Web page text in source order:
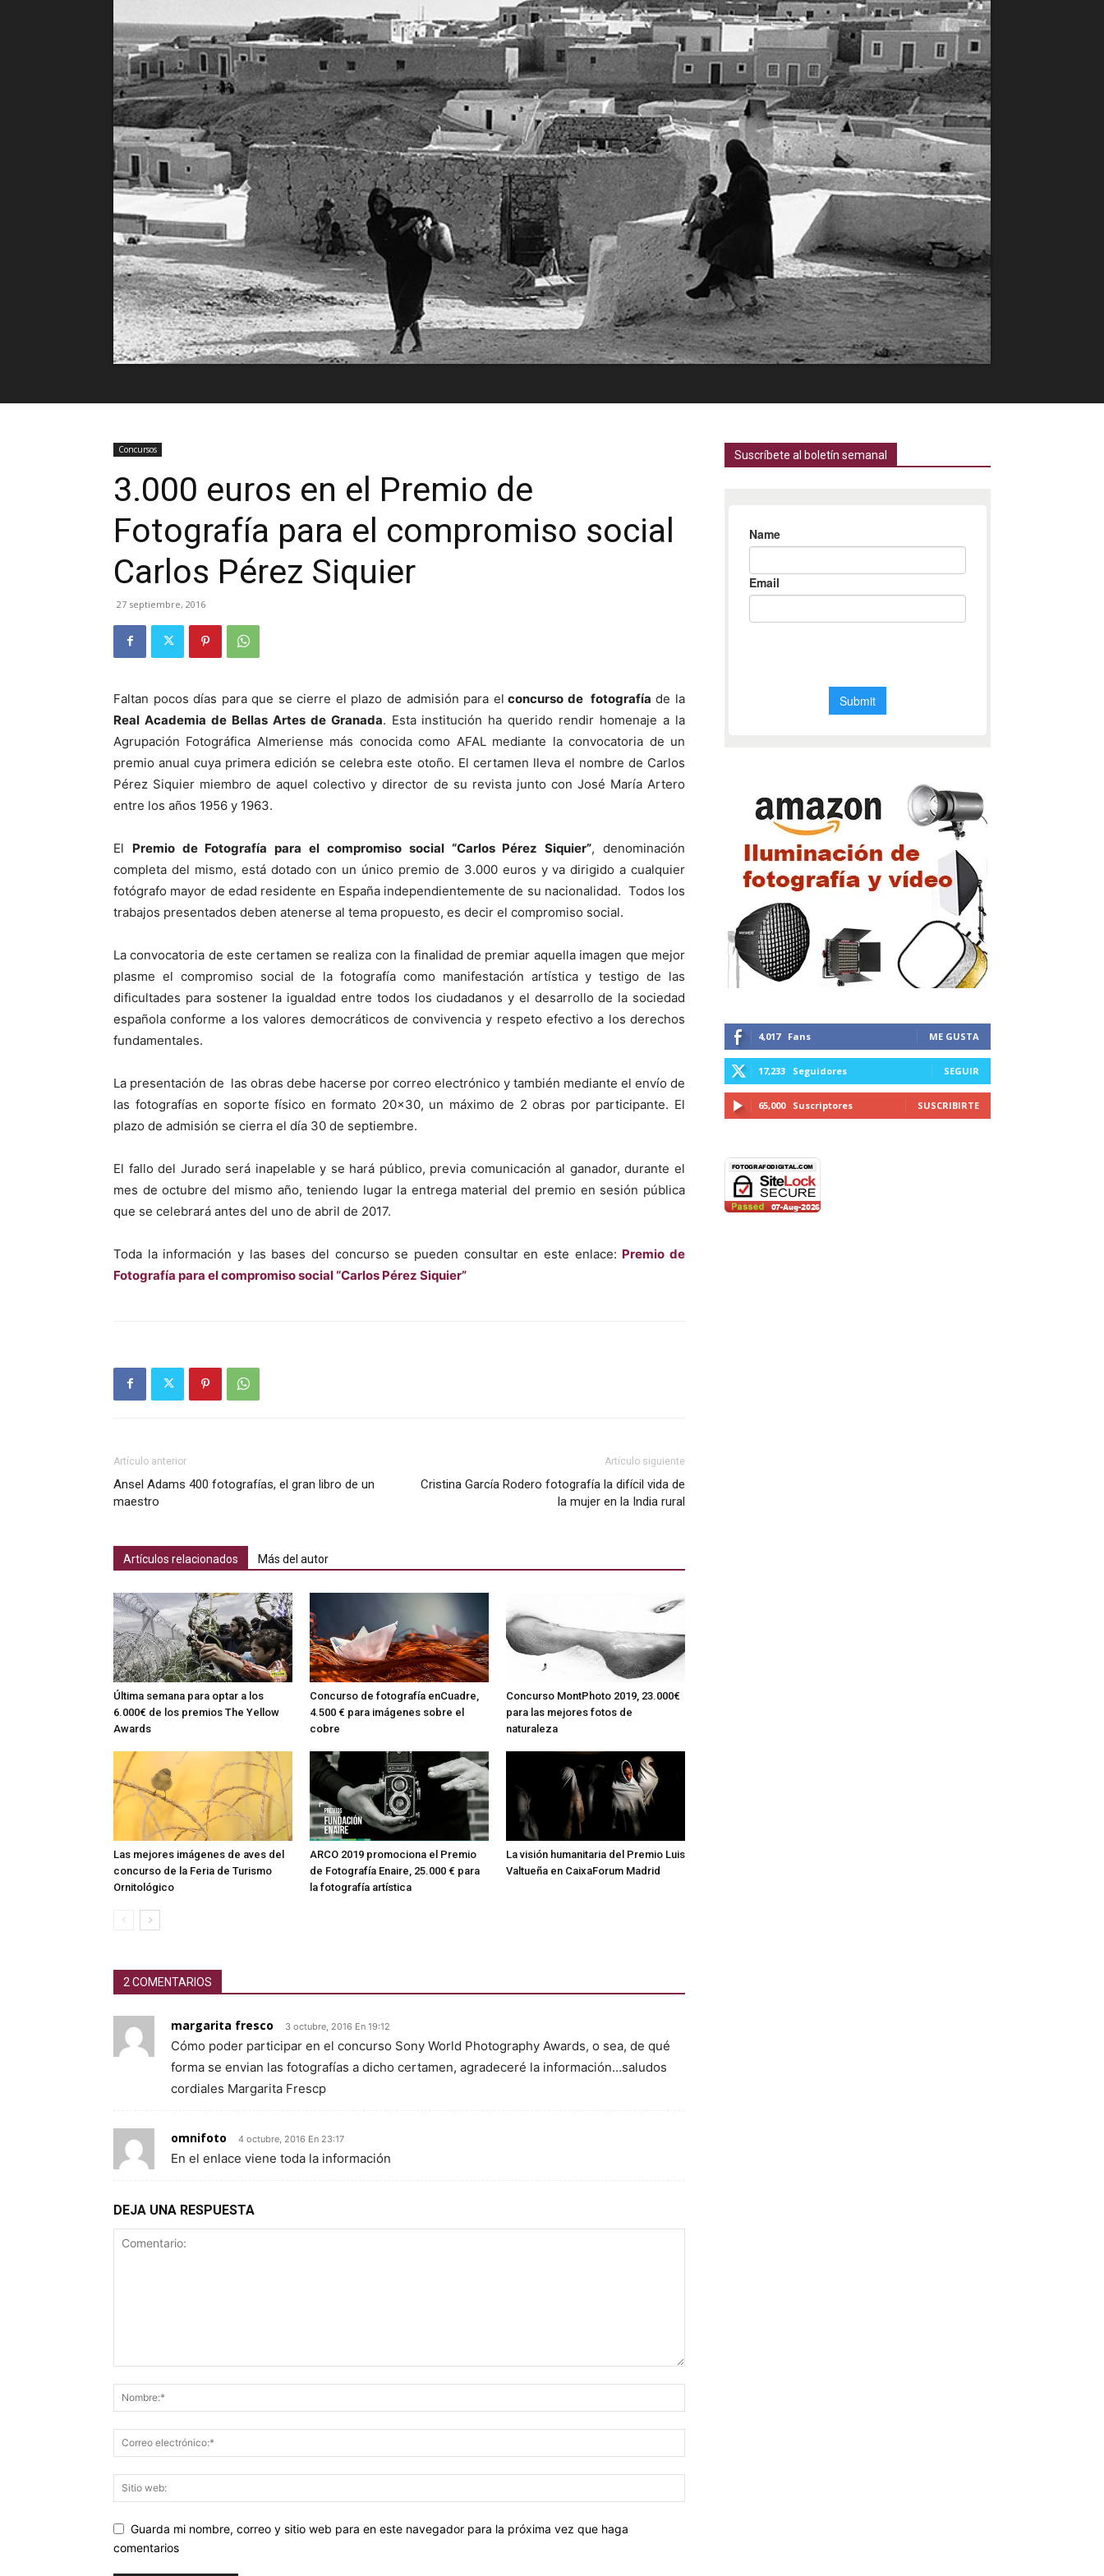
Concursos
3.000 euros en el Premio de
Fotografía para el compromiso social
Carlos Pérez Siquier
27 septiembre, 2016
Faltan pocos días para que se cierre el plazo de admisión para el concurso de fotografía de la
Real Academia de Bellas Artes de Granada. Esta institución ha querido rendir homenaje a la
Agrupación Fotográfica Almeriense más conocida como AFAL mediante la convocatoria de un
premio anual cuya primera edición se celebra este otoño. El certamen lleva el nombre de Carlos
Pérez Siquier miembro de aquel colectivo y director de su revista junto con José María Artero
entre los años 1956 y 1963.
El Premio de Fotografía para el compromiso social “Carlos Pérez Siquier”, denominación
completa del mismo, está dotado con un único premio de 3.000 euros y va dirigido a cualquier
fotógrafo mayor de edad residente en España independientemente de su nacionalidad. Todos los
trabajos presentados deben atenerse al tema propuesto, es decir el compromiso social.
La convocatoria de este certamen se realiza con la finalidad de premiar aquella imagen que mejor
plasme el compromiso social de la fotografía como manifestación artística y testigo de las
dificultades para sostener la igualdad entre todos los ciudadanos y el desarrollo de la sociedad
española conforme a los valores democráticos de convivencia y respeto efectivo a los derechos
fundamentales.
La presentación de las obras debe hacerse por correo electrónico y también mediante el envío de
las fotografías en soporte físico en formato 20×30, un máximo de 2 obras por participante. El
plazo de admisión se cierra el día 30 de septiembre.
El fallo del Jurado será inapelable y se hará público, previa comunicación al ganador, durante el
mes de octubre del mismo año, teniendo lugar la entrega material del premio en sesión pública
que se celebrará antes del uno de abril de 2017.
Toda la información y las bases del concurso se pueden consultar en este enlace: Premio de
Fotografía para el compromiso social “Carlos Pérez Siquier”
Artículo anterior
Ansel Adams 400 fotografías, el gran libro de un
maestro
Artículo siguiente
Cristina García Rodero fotografía la difícil vida de
la mujer en la India rural
Artículos relacionados Más del autor
Última semana para optar a los
6.000€ de los premios The Yellow
Awards
Concurso de fotografía enCuadre,
4.500 € para imágenes sobre el
cobre
Concurso MontPhoto 2019, 23.000€
para las mejores fotos de
naturaleza
Las mejores imágenes de aves del
concurso de la Feria de Turismo
Ornitológico
ARCO 2019 promociona el Premio
de Fotografía Enaire, 25.000 € para
la fotografía artística
La visión humanitaria del Premio Luis
Valtueña en CaixaForum Madrid
2 COMENTARIOS
margarita fresco 3 octubre, 2016 En 19:12
Cómo poder participar en el concurso Sony World Photography Awards, o sea, de qué
forma se envian las fotografías a dicho certamen, agradeceré la información…saludos
cordiales Margarita Frescp
omnifoto 4 octubre, 2016 En 23:17
En el enlace viene toda la información
DEJA UNA RESPUESTA
Guarda mi nombre, correo y sitio web para en este navegador para la próxima vez que haga
comentarios
Suscríbete al boletín semanal
4,017 Fans ME GUSTA
17,233 Seguidores SEGUIR
65,000 Suscriptores SUSCRIBIRTE